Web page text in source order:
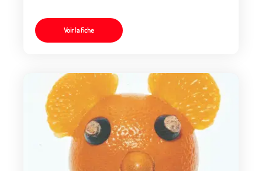
Voir la fiche